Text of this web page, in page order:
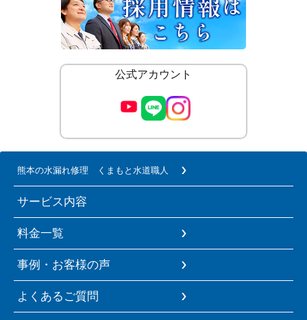
公式アカウント
熊本の水漏れ修理 くまもと水道職人
サービス内容
料金一覧
事例・お客様の声
よくあるご質問